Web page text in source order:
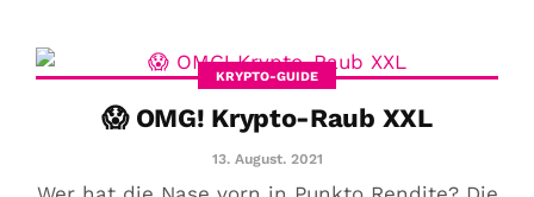
KRYPTO-GUIDE
😱 OMG! Krypto-Raub XXL
13. August. 2021